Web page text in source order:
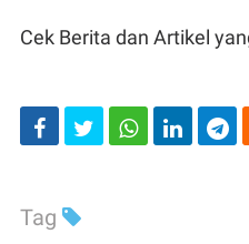
Cek Berita dan Artikel
Tag